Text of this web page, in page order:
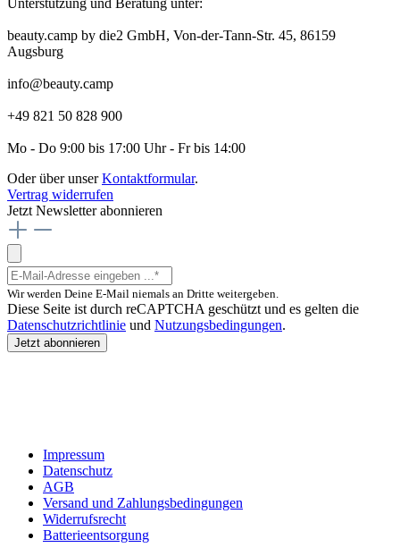
beauty.camp by die2 GmbH, Von-der-Tann-Str. 45, 86159
Augsburg
info@beauty.camp
+49 821 50 828 900
Mo - Do 9:00 bis 17:00 Uhr - Fr bis 14:00
Oder über unserKontaktformular.
Vertrag widerrufen
Jetzt Newsletter abonnieren
Wir werden Deine E-Mail niemals an Dritte weitergeben.
Diese Seite ist durch reCAPTCHA geschützt und es gelten die
Datenschutzrichtlinie und Nutzungsbedingungen.
Jetzt abonnieren
Impressum
Datenschutz
AGB
Versand und Zahlungsbedingungen
Widerrufsrecht
Batterieentsorgung